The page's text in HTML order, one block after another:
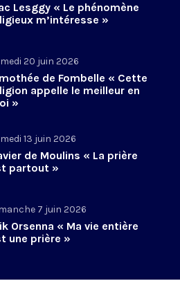
Lesggy « Le phénomène
m’intéresse »
20 juin 2026
de Fombelle « Cette
appelle le meilleur en
»
13 juin 2026
de Moulins « La prière
partout »
7 juin 2026
Orsenna « Ma vie entière
une prière »